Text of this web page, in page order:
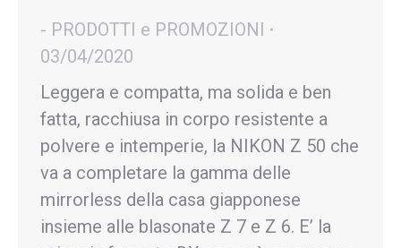
- PRODOTTI e PROMOZIONI
03/04/2020
Leggera e compatta, ma solida e ben
fatta, racchiusa in corpo resistente a
polvere e intemperie, la NIKON Z 50 che
va a completare la gamma delle
mirrorless della casa giapponese
insieme alle blasonate Z 7 e Z 6. E’ la